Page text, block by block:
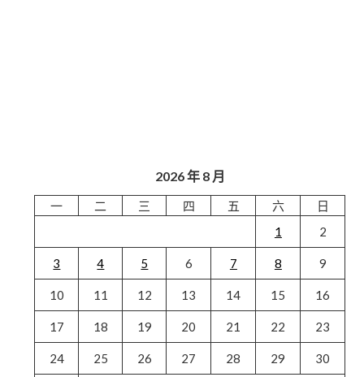
2026 年 8 月
一 二 三 四 五 六
日
1
2
3 4 5 6 7 8 9
10 11 12 13 14 15 16
17 18 19 20 21 22 23
24 25 26 27 28 29 30